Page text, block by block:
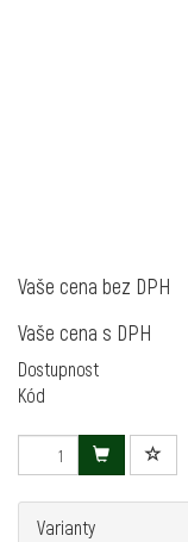
Vaše cena bez DPH
Vaše cena s DPH
Dostupnost
Kód
Varianty